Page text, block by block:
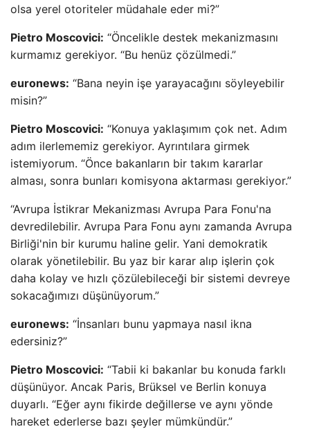
olsa yerel otoriteler müdahale eder mi?”
Pietro Moscovici: “Öncelikle destek mekanizmasını
kurmamız gerekiyor. “Bu henüz çözülmedi.”
euronews: “Bana neyin işe yarayacağını söyleyebilir
misin?”
Pietro Moscovici: “Konuya yaklaşımım çok net. Adım
adım ilerlememiz gerekiyor. Ayrıntılara girmek
istemiyorum. “Önce bakanların bir takım kararlar
alması, sonra bunları komisyona aktarması gerekiyor.”
“Avrupa İstikrar Mekanizması Avrupa Para Fonu'na
devredilebilir. Avrupa Para Fonu aynı zamanda Avrupa
Birliği'nin bir kurumu haline gelir. Yani demokratik
olarak yönetilebilir. Bu yaz bir karar alıp işlerin çok
daha kolay ve hızlı çözülebileceği bir sistemi devreye
sokacağımızı düşünüyorum.”
euronews: “İnsanları bunu yapmaya nasıl ikna
edersiniz?”
Pietro Moscovici: “Tabii ki bakanlar bu konuda farklı
düşünüyor. Ancak Paris, Brüksel ve Berlin konuya
duyarlı. “Eğer aynı fikirde değillerse ve aynı yönde
hareket ederlerse bazı şeyler mümkündür.”